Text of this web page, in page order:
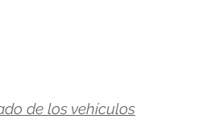
de los vehículos